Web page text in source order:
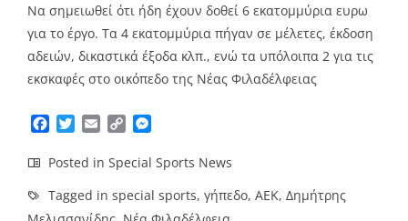
Να σημειωθεί ότι ήδη έχουν δοθεί 6 εκατομμύρια ευρω
για το έργο. Τα 4 εκατομμύρια πήγαν σε μέλετες, έκδοση
αδειών, δικαστικά έξοδα κλπ., ενώ τα υπόλοιπα 2 για τις
εκσκαφές στο οικόπεδο της Νέας Φιλαδέλφειας
Facebook
TwitterEmailCopy
Posted in Special Sports News
Tagged in special sports, γήπεδο, ΑΕΚ, Δημήτρης